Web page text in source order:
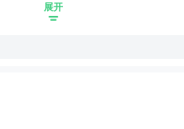
展开